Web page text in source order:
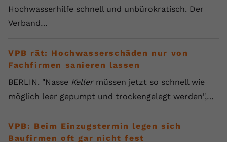
Hochwasserhilfe schnell und unbürokratisch. Der
Verband…
VPB rät: Hochwasserschäden nur von
Fachfirmen sanieren lassen
BERLIN. "Nasse Kellermüssen jetzt so schnell wie
möglich leer gepumpt und trockengelegt werden",…
VPB: Beim Einzugstermin legen sich
Baufirmen oft gar nicht fest